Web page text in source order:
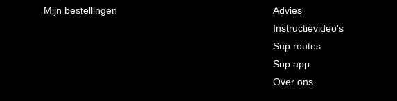
Mijn bestellingen
Advies
Instructievideo's
Sup routes
Sup app
Over ons